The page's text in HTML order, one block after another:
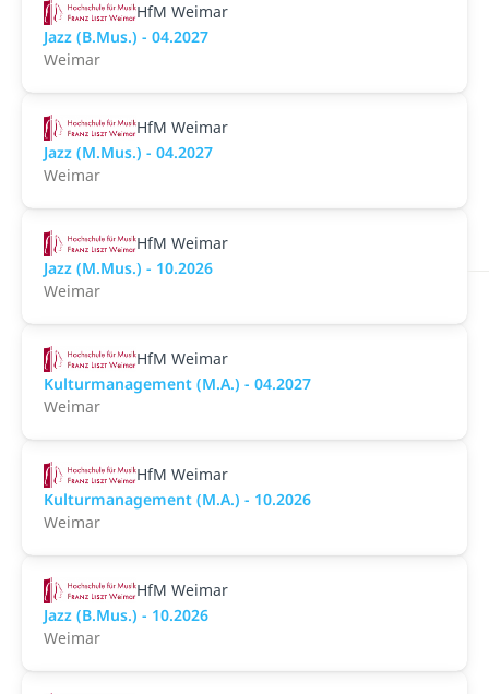
HfM Weimar
Jazz (B.Mus.) - 04.2027
Weimar
HfM Weimar
Jazz (M.Mus.) - 04.2027
Weimar
HfM Weimar
Jazz (M.Mus.) - 10.2026
Weimar
HfM Weimar
Kulturmanagement (M.A.) - 04.2027
Weimar
HfM Weimar
Kulturmanagement (M.A.) - 10.2026
Weimar
HfM Weimar
Jazz (B.Mus.) - 10.2026
Weimar